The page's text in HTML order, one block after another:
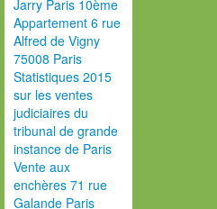
Jarry Paris 10ème
Appartement 6 rue
Alfred de Vigny
75008 Paris
Statistiques 2015
sur les ventes
judiciaires du
tribunal de grande
instance de Paris
Vente aux
enchères 71 rue
Galande Paris